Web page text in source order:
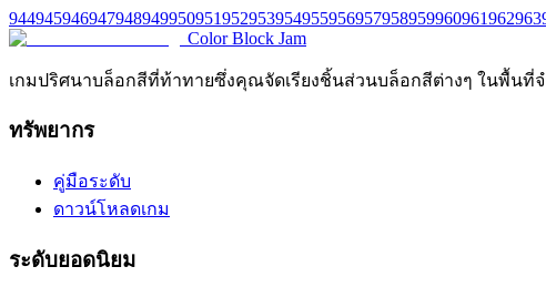
944945946947948949950951952953954955956957958959960961962963
Color Block Jam
เกมปริศนาบล็อกสีที่ท้าทายซึ่งคุณจัดเรียงชิ้นส่วนบล็อกสีต่างๆ ในพื้นที่
ทรัพยากร
คู่มือระดับ
ดาวน์โหลดเกม
ระดับยอดนิยม